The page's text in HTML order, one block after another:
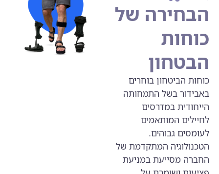
הבחירה של
כוחות
הבטחון
כוחות הביטחון בוחרים
באבידור בשל התמחותה
הייחודית במדרסים
לחיילים המותאמים
לעומסים גבוהים.
הטכנולוגיה המתקדמת של
החברה מסייעת במניעת